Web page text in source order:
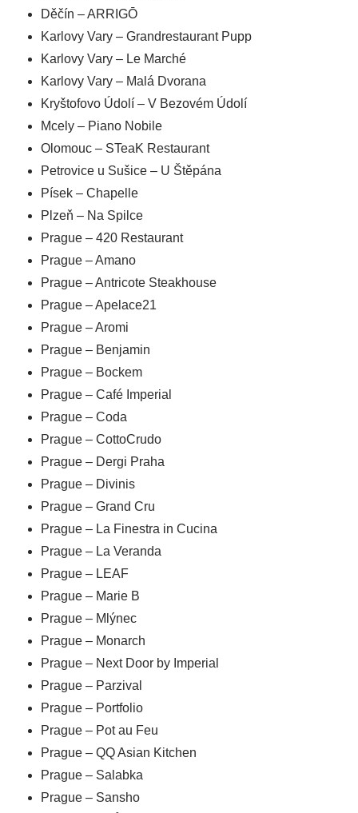
Děčín – ARRIGŌ
Karlovy Vary – Grandrestaurant Pupp
Karlovy Vary – Le Marché
Karlovy Vary – Malá Dvorana
Kryštofovo Údolí – V Bezovém Údolí
Mcely – Piano Nobile
Olomouc – STeaK Restaurant
Petrovice u Sušice – U Štěpána
Písek – Chapelle
Plzeň – Na Spilce
Prague – 420 Restaurant
Prague – Amano
Prague – Antricote Steakhouse
Prague – Apelace21
Prague – Aromi
Prague – Benjamin
Prague – Bockem
Prague – Café Imperial
Prague – Coda
Prague – CottoCrudo
Prague – Dergi Praha
Prague – Divinis
Prague – Grand Cru
Prague – La Finestra in Cucina
Prague – La Veranda
Prague – LEAF
Prague – Marie B
Prague – Mlýnec
Prague – Monarch
Prague – Next Door by Imperial
Prague – Parzival
Prague – Portfolio
Prague – Pot au Feu
Prague – QQ Asian Kitchen
Prague – Salabka
Prague – Sansho